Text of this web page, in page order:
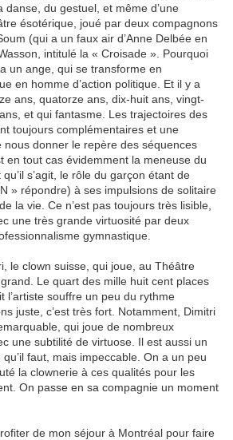
danse, du gestuel, et même d’une
ésotérique, joué par deux compagnons
(qui a un faux air d’Anne Delbée en
intitulé la « Croisade ». Pourquoi
un ange, qui se transforme en
en homme d’action politique. Et il y a
ans, quatorze ans, dix-huit ans, vingt-
et qui fantasme. Les trajectoires des
toujours complémentaires et une
nous donner le repère des séquences
en tout cas évidemment la meneuse du
s’agit, le rôle du garçon étant de
» répondre) à ses impulsions de solitaire
la vie. Ce n’est pas toujours très lisible,
une très grande virtuosité par deux
gymnastique.
le clown suisse, qui joue, au Théâtre
Le quart des mille huit cent places
l’artiste souffre un peu du rythme
juste, c’est très fort. Notamment, Dimitri
qui joue de nombreux
une subtilité de virtuose. Il est aussi un
faut, mais impeccable. On a un peu
la clownerie à ces qualités pour les
On passe en sa compagnie un moment
de mon séjour à Montréal pour faire